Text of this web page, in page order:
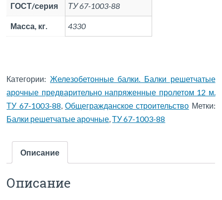
ГОСТ/серия ТУ 67-1003-88
Масса, кг. 4330
Категории: Железобетонные балки. Балки решетчатые
арочные предварительно напряженные пролетом 12 м.
ТУ 67-1003-88, Общегражданское строительство Метки:
Балки решетчатые арочные,ТУ 67-1003-88
Описание
Описание